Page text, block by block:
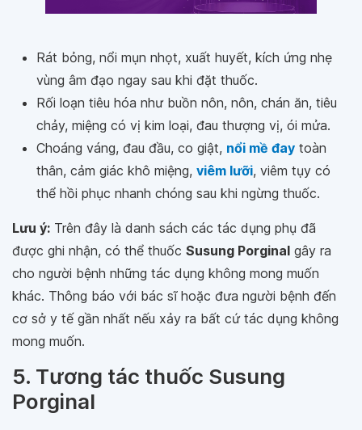
Rát bỏng, nổi mụn nhọt, xuất huyết, kích ứng nhẹ
vùng âm đạo ngay sau khi đặt thuốc.
Rối loạn tiêu hóa như buồn nôn, nôn, chán ăn, tiêu
chảy, miệng có vị kim loại, đau thượng vị, ói mửa.
Choáng váng, đau đầu, co giật, nổi mề đay toàn
thân, cảm giác khô miệng, viêm lưỡi, viêm tụy có
thể hồi phục nhanh chóng sau khi ngừng thuốc.
Lưu ý: Trên đây là danh sách các tác dụng phụ đã
được ghi nhận, có thể thuốc Susung Porginal gây ra
cho người bệnh những tác dụng không mong muốn
khác. Thông báo với bác sĩ hoặc đưa người bệnh đến
cơ sở y tế gần nhất nếu xảy ra bất cứ tác dụng không
mong muốn.
5. Tương tác thuốc Susung
Porginal